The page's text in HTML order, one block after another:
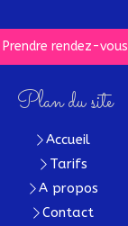
Prendre rendez-vous
Plan du site
Accueil
Tarifs
A propos
Contact